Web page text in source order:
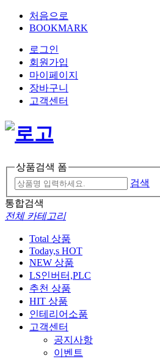
처음으로
BOOKMARK
로그인
회원가입
마이페이지
장바구니
고객센터
상품검색 폼
검색
통합검색
전체 카테고리
Total 상품
Today,s HOT
NEW 상품
LS인버터,PLC
추천 상품
HIT 상품
인테리어소품
고객센터
공지사항
이벤트